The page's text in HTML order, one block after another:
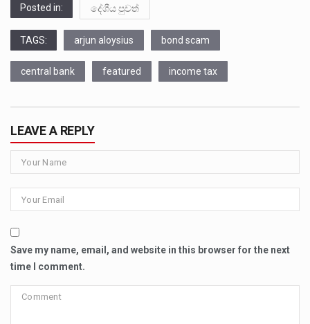
Posted in: දේශීය පුවත්
TAGS: arjun aloysius bond scam
central bank featured income tax
LEAVE A REPLY
Save my name, email, and website in this browser for the next
time I comment.